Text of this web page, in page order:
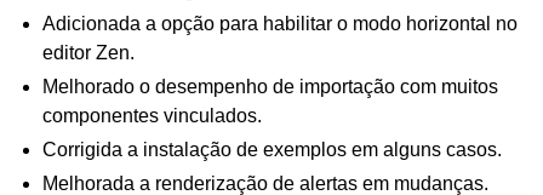
Adicionada a opção para habilitar o modo horizontal no
editor Zen.
Melhorado o desempenho de importação com muitos
componentes vinculados.
Corrigida a instalação de exemplos em alguns casos.
Melhorada a renderização de alertas em mudanças.